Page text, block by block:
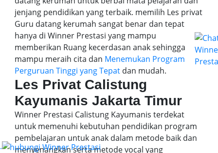
jenjang pendidikan yang terbaik. memilih Les privat
Guru datang kerumah sangat benar dan tepat
hanya di Winner Prestasi yang mampu
memberikan Ruang kecerdasan anak sehingga
mampu meraih cita dan Menemukan Program
Perguruan Tinggi yang Tepat dan mudah.
Les Privat Calistung
Kayumanis Jakarta Timur
Winner Prestasi Calistung Kayumanis terdekat
untuk memenuhi kebutuhan pendidikan program
pembelajaran untuk anak dalam metode baik dan
menyenangkan serta metode vocal yang
.